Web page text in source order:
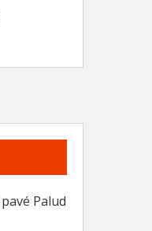
Palud